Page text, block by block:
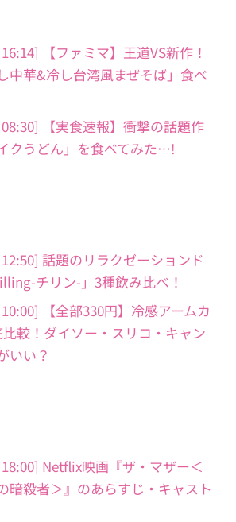
【ファミマ】王道VS新作！
中華&冷し台湾風まぜそば」食べ
【実食速報】衝撃の話題作
クうどん」を食べてみた…!
話題のリラクゼーションド
チリン-」3種飲み比べ！
【全部330円】冷感アームカ
較！ダイソー・スリコ・キャン
いい？
Netflix映画『ザ・マザー＜
暗殺者＞』のあらすじ・キャスト